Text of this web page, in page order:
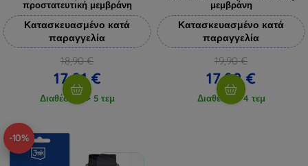
προστατευτική μεμβράνη
Κατασκευασμένο κατά
παραγγελία
18,90 €
17,01 €
Διαθέσιμο > 5 τεμ
μεμβράνη
Κατασκευασμένο κατά
παραγγελία
19,90 €
17,92 €
Διαθέσιμο 4 τεμ
-10%